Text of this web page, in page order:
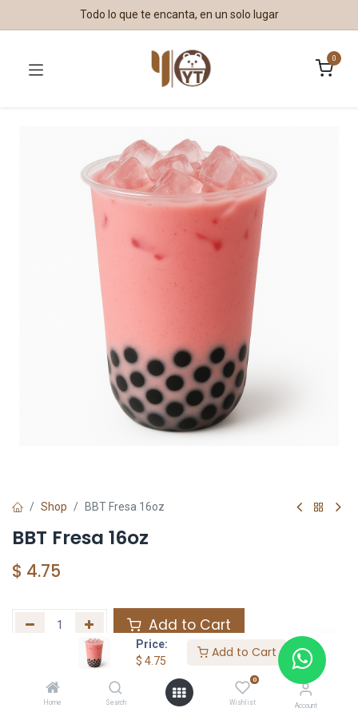
Price:
$ 4.75
Add to Cart
Home Search
0
Wishlist Account
Todo lo que te encanta, en un solo lugar
0
Shop BBT Fresa 16oz
BBT Fresa 16oz
$ 4.75
Add to Cart
Agregar a la lista de deseos
Share :